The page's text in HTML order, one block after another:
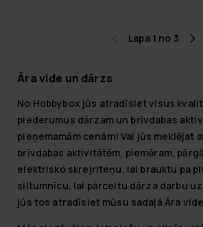
Lapa 1 no 3
Āra vide un dārzs
No Hobbybox jūs atradīsiet visus
piederumus dārzam un brīvdabas
pieņemamām cenām! Vai jūs meklējat
brīvdabas aktivitātēm, piemēram,
elektrisko skrejriteņu, lai brauktu pa
siltumnīcu, lai pārceltu dārza darbu
jūs tos atradīsiet mūsu sadaļā Āra